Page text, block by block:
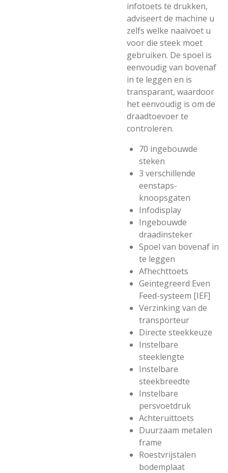
infotoets te drukken,
adviseert de machine u
zelfs welke naaivoet u
voor die steek moet
gebruiken. De spoel is
eenvoudig van bovenaf
in te leggen en is
transparant, waardoor
het eenvoudig is om de
draadtoevoer te
controleren.
70 ingebouwde
steken
3 verschillende
eenstaps-
knoopsgaten
Infodisplay
Ingebouwde
draadinsteker
Spoel van bovenaf in
te leggen
Afhechttoets
Geïntegreerd Even
Feed-systeem [IEF]
Verzinking van de
transporteur
Directe steekkeuze
Instelbare
steeklengte
Instelbare
steekbreedte
Instelbare
persvoetdruk
Achteruittoets
Duurzaam metalen
frame
Roestvrijstalen
bodemplaat